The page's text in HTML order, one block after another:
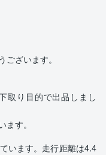
ざいます。
取り目的で出品しまし
す。
います。走行距離は4.4